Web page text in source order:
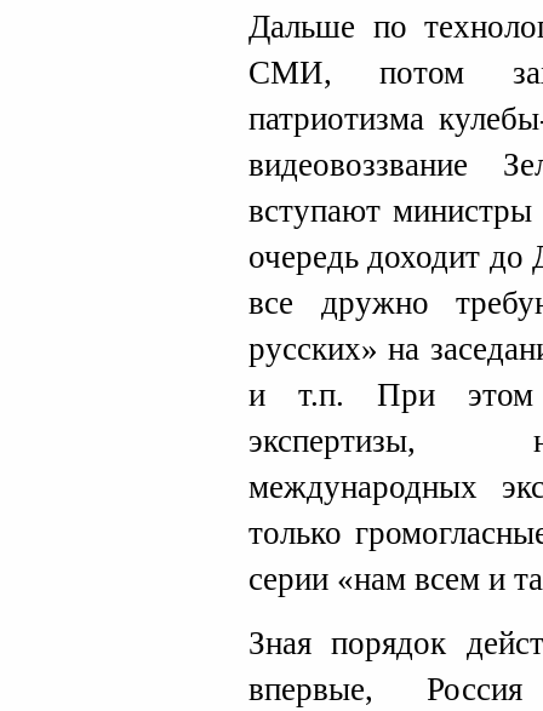
Дальше по
СМИ, потом
патриотизма
видеовоззвание
вступают министры
очередь доходит
все дружно
русских» на
и т.п. При этом
экспертизы,
международных
только
серии «нам всем и
Зная порядок
впервые, Россия